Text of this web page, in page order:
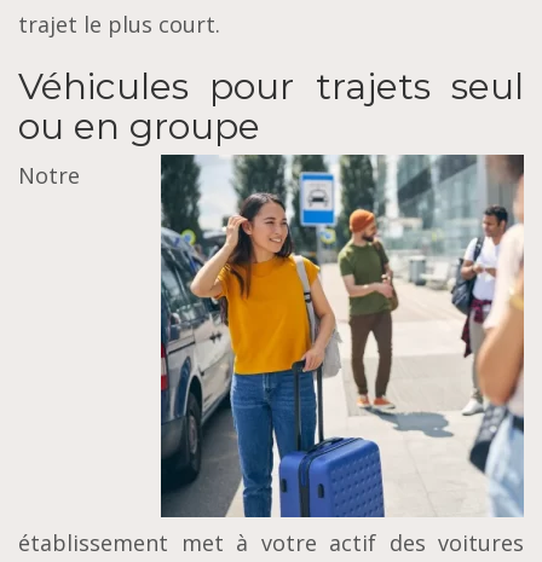
trajet le plus court.
Véhicules pour trajets seul
ou en groupe
Notre
établissement met à votre actif des voitures